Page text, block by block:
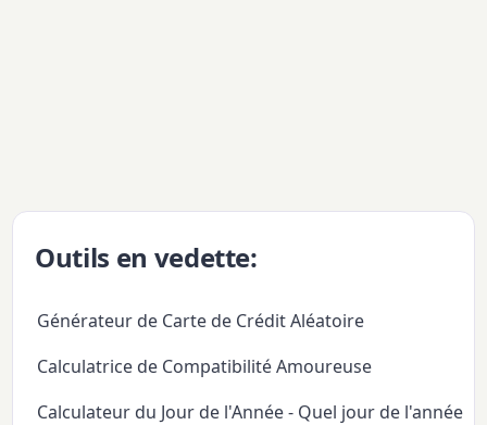
Outils en vedette:
Générateur de Carte de Crédit Aléatoire
Calculatrice de Compatibilité Amoureuse
Calculateur du Jour de l'Année - Quel jour de l'année